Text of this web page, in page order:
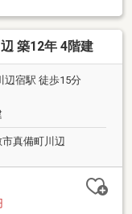
築12年 4階建
辺宿駅 徒歩15分
真備町川辺